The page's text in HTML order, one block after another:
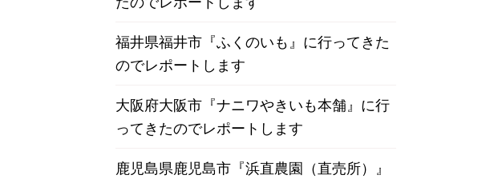
福井県福井市『ふくのいも』に行ってきた
のでレポートします
大阪府大阪市『ナニワやきいも本舗』に行
ってきたのでレポートします
鹿児島県鹿児島市『浜直農園（直売所）』